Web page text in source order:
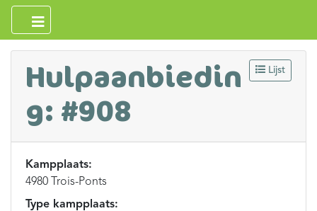
Lijst
Hulpaanbiedin
g: #908
Kampplaats:
4980 Trois-Ponts
Type kampplaats: